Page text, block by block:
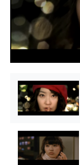
n
w